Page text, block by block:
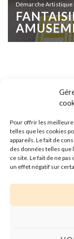
Pour offrir les
telles que les cookies
appareils. Le fait de
des données telles que
ce site. Le fait de ne
un effet négatif sur
Démarche Artistique